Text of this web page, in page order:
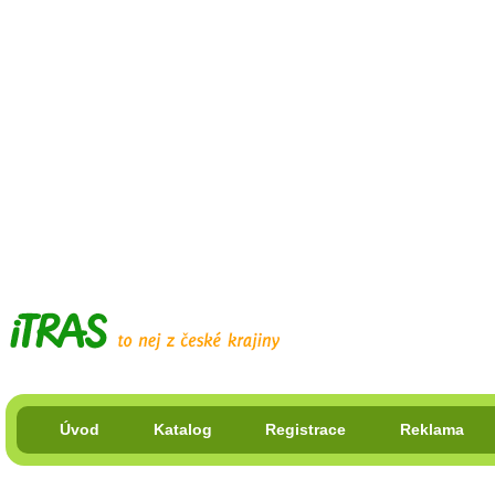
Úvod Katalog Registrace Reklama